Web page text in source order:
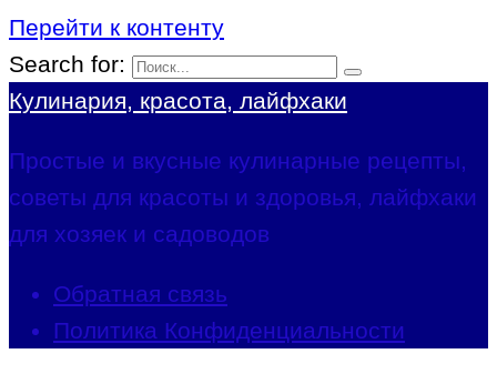
Перейти к контенту
Search for:
Кулинария, красота, лайфхаки
Простые и вкусные кулинарные рецепты,
советы для красоты и здоровья, лайфхаки
для хозяек и садоводов
Обратная связь
Политика Конфиденциальности